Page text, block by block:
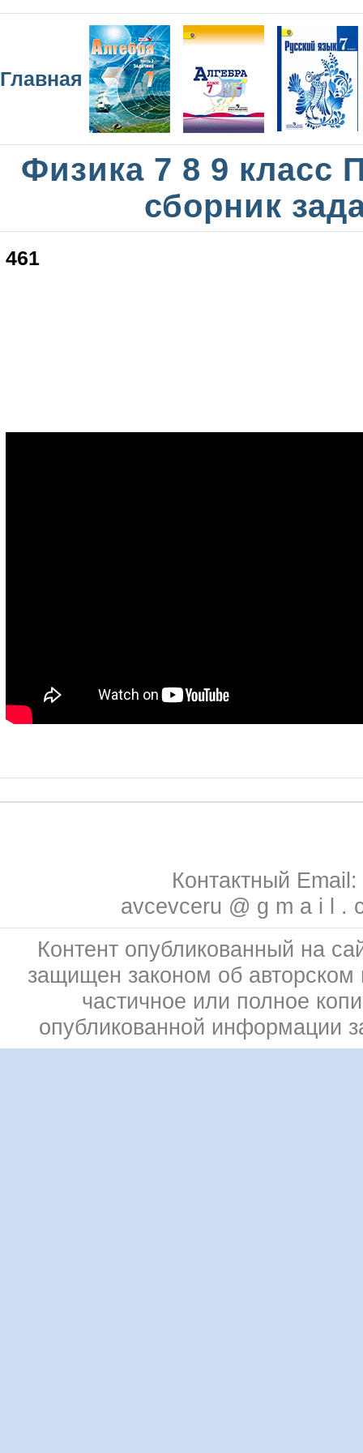
Главная
Физика 7 8 9 класс
сборник
461
Контактный Email:
avcevceru @ g m a i l .
Контент опубликованный на
защищен законом об
частичное или полное
опубликованной информации